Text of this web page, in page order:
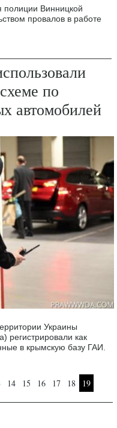
полиции Винницкой
провалов в работе
по
автомобилей
Украины
регистрировали как
в крымскую базу ГАИ.
14 15 16 17 18 19